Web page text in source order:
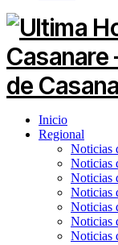
Inicio
Regional
Noticias
Noticias
Noticias
Noticias
Noticias
Noticias
Noticias